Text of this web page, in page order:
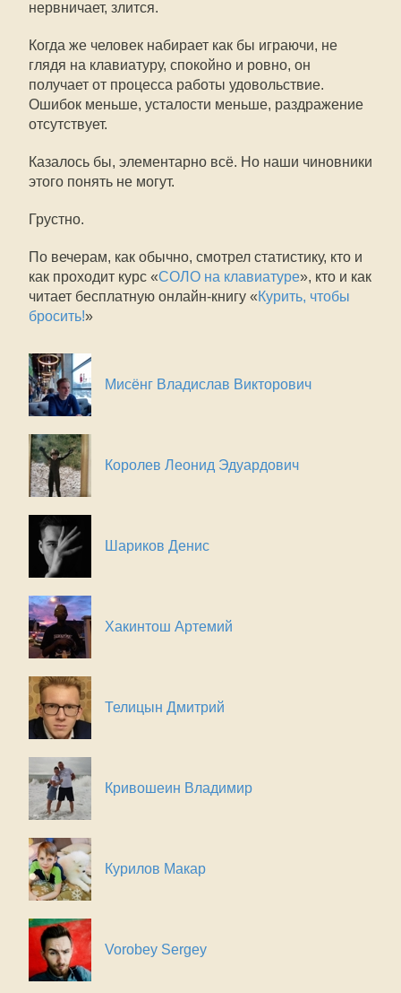
нервничает, злится.
Когда же человек набирает как бы играючи, не
глядя на клавиатуру, спокойно и ровно, он
получает от процесса работы удовольствие.
Ошибок меньше, усталости меньше, раздражение
отсутствует.
Казалось бы, элементарно всё. Но наши чиновники
этого понять не могут.
Грустно.
По вечерам, как обычно, смотрел статистику, кто и
как проходит курс «СОЛО на клавиатуре», кто и как
читает бесплатную онлайн-книгу «Курить, чтобы
бросить!»
Мисёнг Владислав Викторович
Королев Леонид Эдуардович
Шариков Денис
Хакинтош Артемий
Телицын Дмитрий
Кривошеин Владимир
Курилов Макар
Vorobey Sergey